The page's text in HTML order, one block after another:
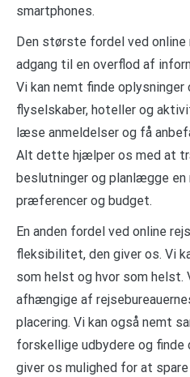
smartphones.
Den største fordel ved
adgang til en overflod af
Vi kan nemt finde
flyselskaber, hoteller og
læse anmeldelser og få
Alt dette hjælper os med at
beslutninger og planlægge
præferencer og budget.
En anden fordel ved online
fleksibilitet, den giver os. Vi
som helst og hvor som helst.
afhængige af
placering. Vi kan også nemt
forskellige udbydere og
giver os mulighed for at